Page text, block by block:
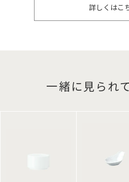
詳しくはこ
一緒に見られ